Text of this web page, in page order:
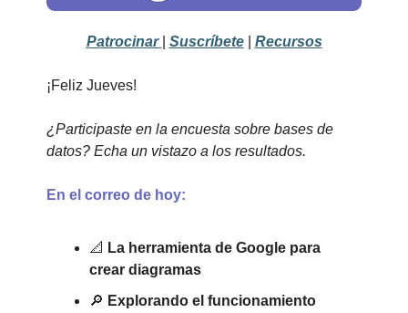
Patrocinar Suscríbete Recursos
¡Feliz Jueves!
¿Participaste en la encuesta sobre bases de
datos? Echa un vistazo a los resultados.
En el correo de hoy:
📐 La herramienta de Google para
crear diagramas
🔎 Explorando el funcionamiento